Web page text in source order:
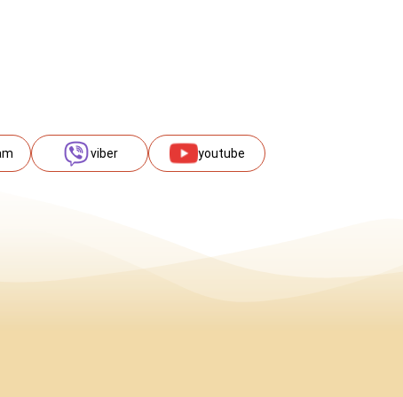
viber youtube